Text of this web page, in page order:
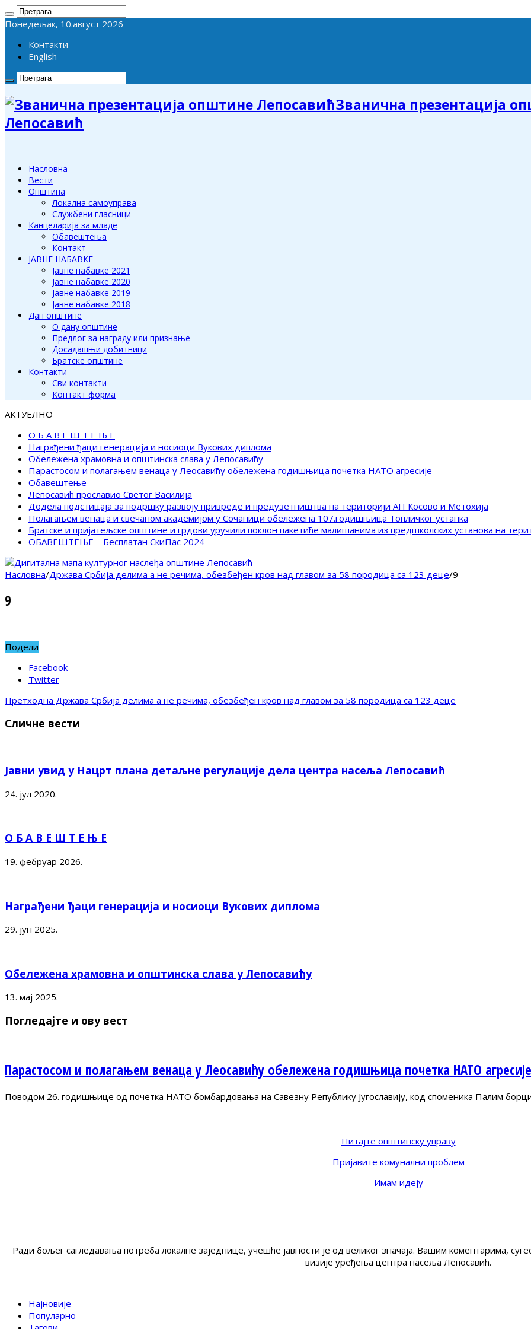
Понедељак, 10.август 2026
Контакти
English
Званична презентација
Лепосавић
Насловна
Вести
Општина
Локална самоуправа
Службени гласници
Канцеларија за младе
Обавештења
Контакт
ЈАВНЕ НАБАВКЕ
Јавне набавке 2021
Јавне набавке 2020
Јавне набавке 2019
Јавне набавке 2018
Дан општине
О дану општине
Предлог за награду или признање
Досадашњи добитници
Братске општине
Контакти
Сви контакти
Контакт форма
АКТУЕЛНО
О Б А В Е Ш Т Е Њ Е
Награђени ђаци генерација и носиоци Вукових диплома
Обележена храмовна и општинска слава у Лепосавићу
Парастосом и полагањем венаца у Леосавићу обележена годишњица почетка НАТО агресије
Обавештење
Лепосавић прославио Светог Василија
Додела подстицаја за подршку развоју привреде и предузетништва на територији АП Косово и Метохија
Полагањем венаца и свечаном академијом у Сочаници обележена 107.годишњица Топличког устанка
Братске и пријатељске општине и грдови уручили поклон пакетиће малишанима из предшколских установа на
ОБАВЕШТЕЊЕ – Бесплатан СкиПас 2024
Насловна/Држава Србија делима а не речима, обезбеђен кров над главом за 58 породица са 123 деце/9
9
Подели
Facebook
Twitter
Претходна Држава Србија делима а не речима, обезбеђен кров над главом за 58 породица са 123 деце
Сличне вести
Јавни увид у Нацрт плана детаљне регулације дела центра насеља Лепосавић
24. јул 2020.
О Б А В Е Ш Т Е Њ Е
19. фебруар 2026.
Награђени ђаци генерација и носиоци Вукових диплома
29. јун 2025.
Обележена храмовна и општинска слава у Лепосавићу
13. мај 2025.
Погледајте и ову вест
Парастосом и полагањем венаца у Леосавићу обележена годишњица почетка НАТО агресије
Поводом 26. годишњице од почетка НАТО бомбардовања на Савезну Републику Југославију, код споменика Палим
Питајте општинску управу
Пријавите комунални проблем
Имам идеју
Ради бољег сагледавања потреба локалне заједнице, учешће јавности је од великог значаја. Вашим коментарима,
визије уређења центра насеља Лепосавић.
Најновије
Популарно